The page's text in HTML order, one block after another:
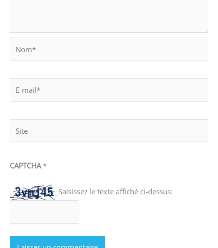
mail*
CAPTCHA *
Saisissez le texte affiché ci-dessus: